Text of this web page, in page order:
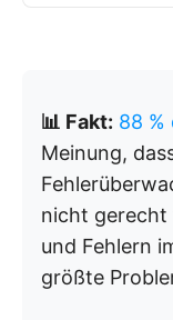
📊 Fakt: 88 %
Meinung,
nicht gerecht
und Fehlern
größte